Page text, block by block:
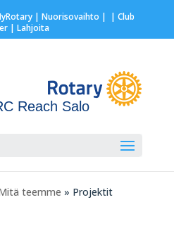
| Nuorisovaihto | | Club
| Lahjoita
Reach Salo
teemme » Projektit